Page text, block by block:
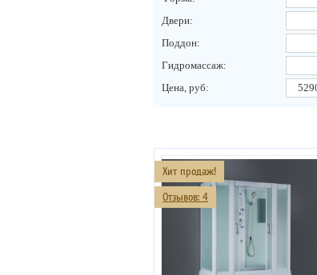
Двери:
Поддон:
Гидромассаж:
Цена, руб:
Хит продаж!
Отзывов: 4